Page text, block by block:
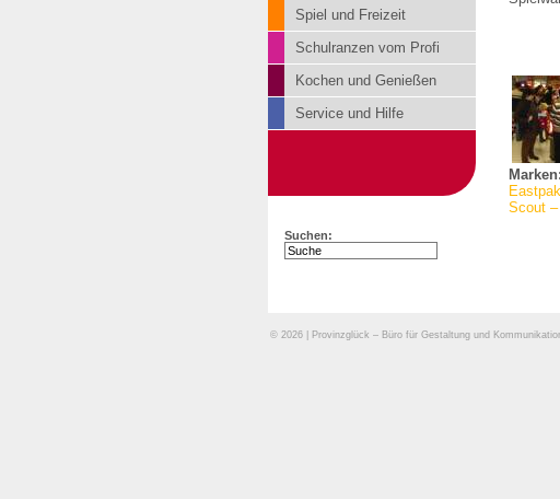
Spiel und Freizeit
Schulranzen vom Profi
Kochen und Genießen
Service und Hilfe
Suchen:
Marken:
Scout
© 2026 | Provinzglück – Büro für Gestaltung und